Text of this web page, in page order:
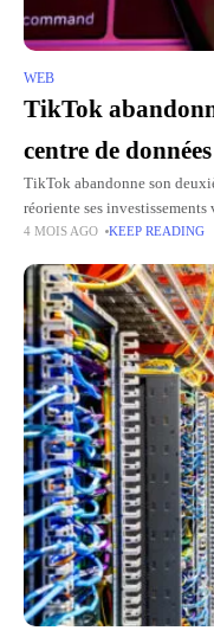
WEB
TikTok
centre de
TikTok abandonne son
réoriente ses investissements
revirement affecte un projet
4 MOIS AGO KEEP READING